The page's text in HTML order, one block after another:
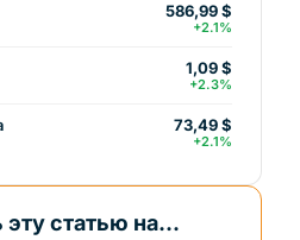
586,99 $
+2.1%
1,09 $
+2.3%
73,49 $
+2.1%
эту статью на...